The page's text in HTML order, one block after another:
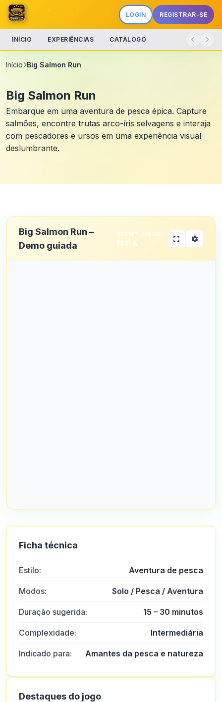
LOGIN REGISTRAR-SE
INÍCIO EXPERIÊNCIAS CATÁLOGO
Início Big Salmon Run
Big Salmon Run
Embarque em uma aventura de pesca épica. Capture
salmões, encontre trutas arco-íris selvagens e interaja
com pescadores e ursos em uma experiência visual
deslumbrante.
Big Salmon Run –
Demo guiada
AVENTURA DE
PESCA
Ficha técnica
Estilo: Aventura de pesca
Modos: Solo / Pesca / Aventura
Duração sugerida: 15 – 30 minutos
Complexidade: Intermediária
Indicado para: Amantes da pesca e natureza
Destaques do jogo